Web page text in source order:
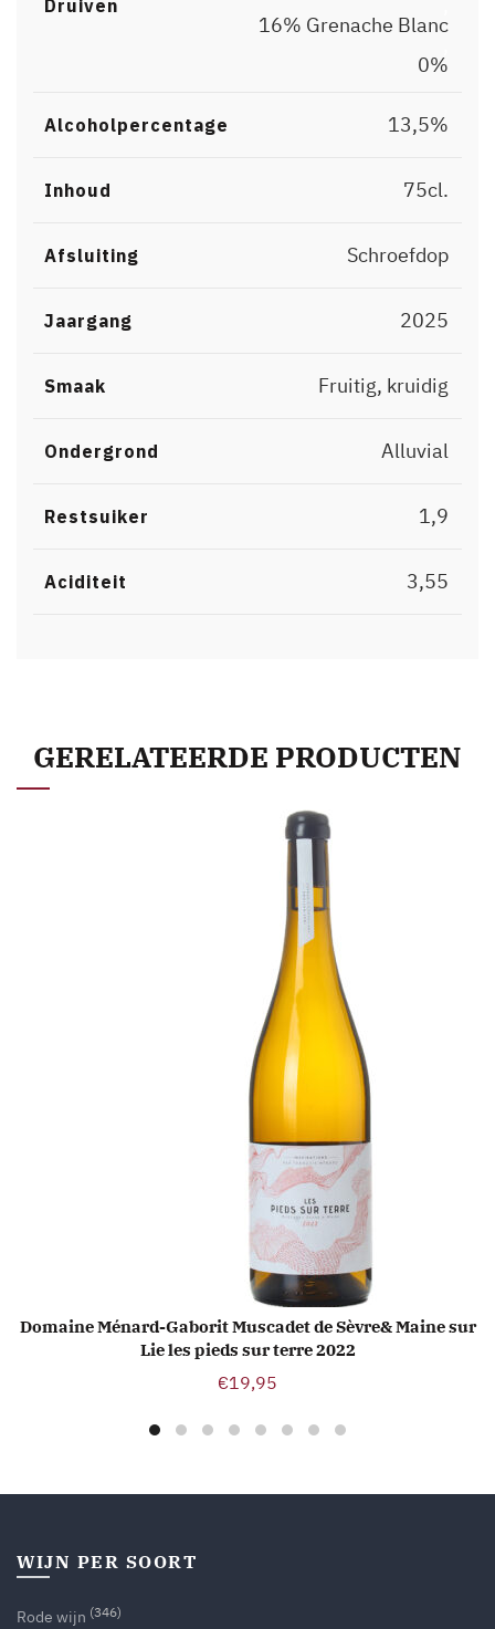
Druiven
0%
16% Grenache Blanc
Alcoholpercentage 13,5%
Inhoud 75cl.
Afsluiting Schroefdop
Jaargang 2025
Smaak Fruitig, kruidig
Ondergrond Alluvial
Restsuiker 1,9
Aciditeit 3,55
GERELATEERDE PRODUCTEN
TOEVOEGEN AAN WINKELWAGEN
Domaine Ménard-Gaborit Muscadet de Sèvre& Maine sur
Lie les pieds sur terre 2022
€19,95
WIJN PER SOORT
Rode wijn (346)